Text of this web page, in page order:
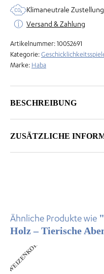
Klimaneutrale
Versand & Zahlung
Artikelnummer:10052691
Kategorie:
Marke: Haba
BESCHREIBUNG
ZUSÄTZLICHE
Ähnliche Produkte wie
Holz – Tierische
WEIZENKORN